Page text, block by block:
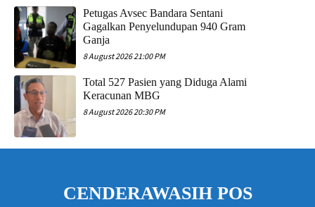
Petugas Avsec Bandara Sentani
Gagalkan Penyelundupan 940 Gram
Ganja
8 August 2026 21:00 PM
Total 527 Pasien yang Diduga Alami
Keracunan MBG
8 August 2026 20:30 PM
CENDERAWASIH POS